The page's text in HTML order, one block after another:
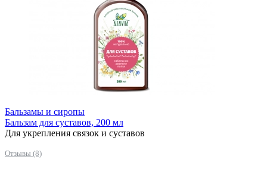
Бальзамы и сиропы
Бальзам для суставов, 200 мл
Для укрепления связок и суставов
Отзывы (8)